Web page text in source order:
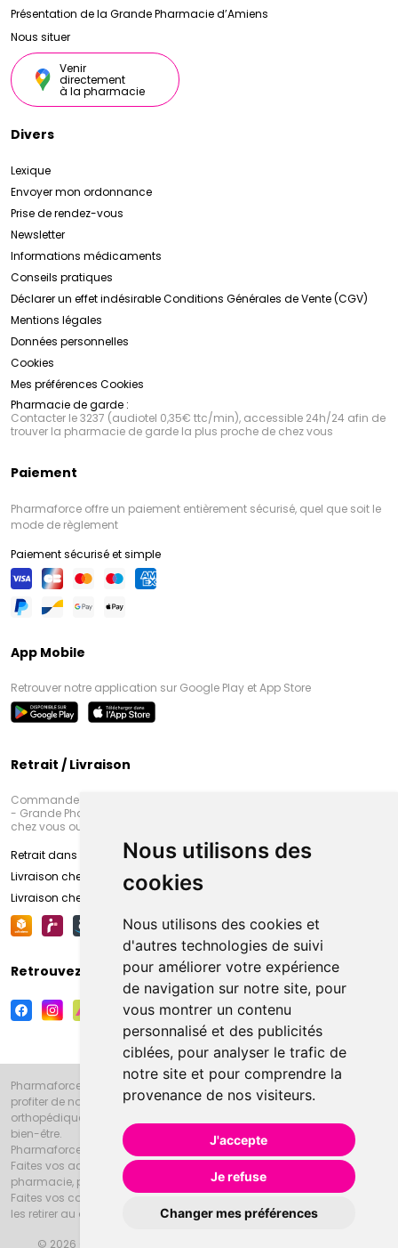
Nous utilisons des
cookies
Nous utilisons des cookies et
d'autres technologies de suivi
pour améliorer votre expérience
de navigation sur notre site, pour
vous montrer un contenu
personnalisé et des publicités
ciblées, pour analyser le trafic de
notre site et pour comprendre la
provenance de nos visiteurs.
J'accepte
Je refuse
Changer mes préférences
Présentation de la Grande Pharmacie d’Amiens
Nous situer
Venir
directement
à la pharmacie
Divers
Lexique
Envoyer mon ordonnance
Prise de rendez-vous
Newsletter
Informations médicaments
Conseils pratiques
Déclarer un effet indésirableConditions Générales de Vente (CGV)
Mentions légales
Données personnelles
Cookies
Mes préférences Cookies
Pharmacie de garde :
Contacter le 3237 (audiotel 0,35€ ttc/min), accessible 24h/24 afin de
trouver la pharmacie de garde la plus proche de chez vous
Paiement
Pharmaforce offre un paiement entièrement sécurisé, quel que soit le
mode de règlement
Paiement sécurisé et simple
App Mobile
Retrouver notre application sur Google Play et App Store
Retrait / Livraison
Commandez en ligne et venez chercher votre commande à Amiens
- Grande Pharmacie d’Amiens (Fachon) ou recevez-là rapidement
chez vous ou en point retrait
Retrait dans la pharmacie d’Amiens
Livraison chez vous
Livraison chez votre commerçant
Retrouvez-nous sur vos réseaux sociaux
Pharmaforce.fr et la Grande Pharmacie d’Amiens vous souhaitent de
profiter de notre accueil, de nos conseils pharmaceutiques,
orthopédiques, homéopathiques, parapharmaceutiques, beauté et
bien-être.
Pharmaforce.fr est le site internet de la Grande Pharmacie d’Amiens.
Faites vos achats en ligne grâce à un choix de 20000 références en
pharmacie, parapharmacie, diététique et animaux (vétérinaire).
Faites vos courses de pharmacie et parapharmacie en ligne et venez
les retirer au drive ou vous les faire livrer à domicile.
© 2026 Grande Pharmacie d’Amiens